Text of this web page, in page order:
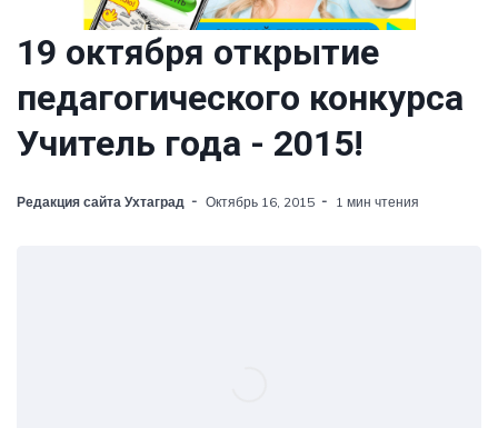
19 октября открытие
педагогического конкурса
Учитель года - 2015!
Редакция сайта Ухтаград Октябрь 16, 2015 1 мин чтения